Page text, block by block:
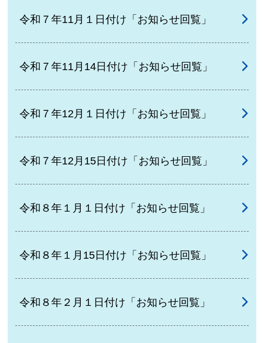
令和７年11月１日付け「お知らせ回覧」
令和７年11月14日付け「お知らせ回覧」
令和７年12月１日付け「お知らせ回覧」
令和７年12月15日付け「お知らせ回覧」
令和８年１月１日付け「お知らせ回覧」
令和８年１月15日付け「お知らせ回覧」
令和８年２月１日付け「お知らせ回覧」